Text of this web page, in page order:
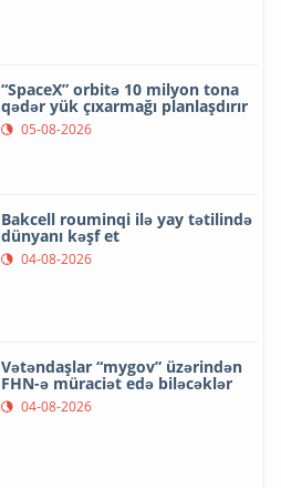
“SpaceX” orbitə 10 milyon tona
qədər yük çıxarmağı planlaşdırır
05-08-2026
Bakcell rouminqi ilə yay tətilində
dünyanı kəşf et
04-08-2026
Vətəndaşlar “mygov” üzərindən
FHN-ə müraciət edə biləcəklər
04-08-2026